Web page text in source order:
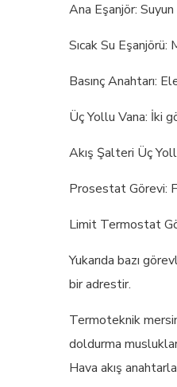
Ana Eşanjör: Suyun
Sıcak Su Eşanjörü:
Basınç Anahtarı:
Üç Yollu Vana: İki
Akış Şalteri Üç
Prosestat Görevi:
Limit Termostat
Yukarıda bazı
bir adrestir.
Termoteknik
doldurma
Hava akış